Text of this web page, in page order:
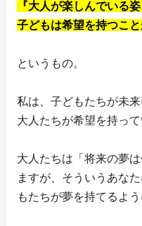
『大人が楽しんでいる
子どもは希望を持つこと
というもの。
私は、子どもたちが未
大人たちが希望を持っ
大人たちは「将来の夢
ますが、そういうあな
もたちが夢を持てるよ